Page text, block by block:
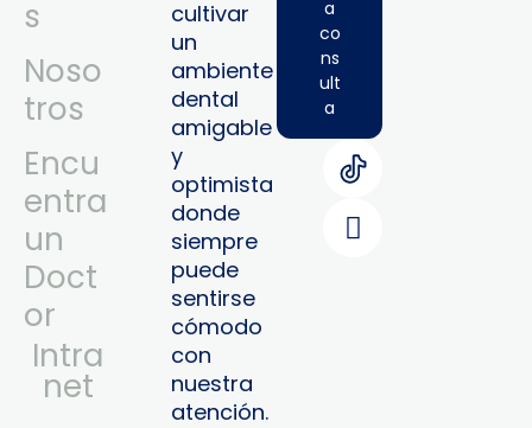
s
Noso
tros
Encu
entra
un
Doct
or
Intra
Net
cultivar
un
ambiente
dental
amigable
y
optimista
donde
siempre
puede
sentirse
cómodo
con
nuestra
atención.
a
co
ns
ult
a